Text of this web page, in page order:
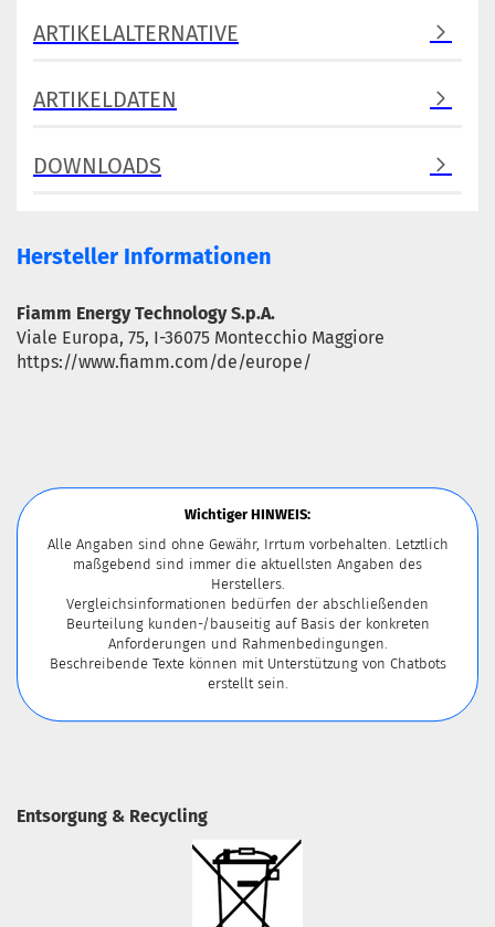
ARTIKELALTERNATIVE
ARTIKELDATEN
DOWNLOADS
Hersteller Informationen
Fiamm Energy Technology S.p.A.
Viale Europa, 75, I-36075 Montecchio Maggiore
https://www.fiamm.com/de/europe/
Wichtiger HINWEIS:
Alle Angaben sind ohne Gewähr, Irrtum vorbehalten. Letztlich
maßgebend sind immer die aktuellsten Angaben des
Herstellers.
Vergleichsinformationen bedürfen der abschließenden
Beurteilung kunden-/bauseitig auf Basis der konkreten
Anforderungen und Rahmenbedingungen.
Beschreibende Texte können mit Unterstützung von Chatbots
erstellt sein.
Entsorgung & Recycling